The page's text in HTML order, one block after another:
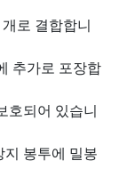
로 결합합니
추가로 포장합
호되어 있습니
봉투에 밀봉